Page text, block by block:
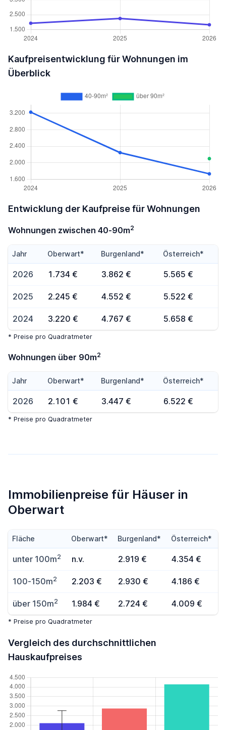
Kaufpreisentwicklung für Wohnungen im
Überblick
Entwicklung der Kaufpreise für Wohnungen
Wohnungen zwischen 40-90m2
Jahr Oberwart* Burgenland* Österreich*
2026 1.734 € 3.862 € 5.565 €
2025 2.245 € 4.552 € 5.522 €
2024 3.220 € 4.767 € 5.658 €
* Preise pro Quadratmeter
Wohnungen über 90m2
Jahr Oberwart* Burgenland* Österreich*
2026 2.101 € 3.447 € 6.522 €
* Preise pro Quadratmeter
Immobilienpreise für Häuser in
Oberwart
Fläche Oberwart* Burgenland* Österreich*
unter 100m2 n.v. 2.919 € 4.354 €
100-150m2 2.203 € 2.930 € 4.186 €
über 150m2 1.984 € 2.724 € 4.009 €
* Preise pro Quadratmeter
Vergleich des durchschnittlichen
Hauskaufpreises